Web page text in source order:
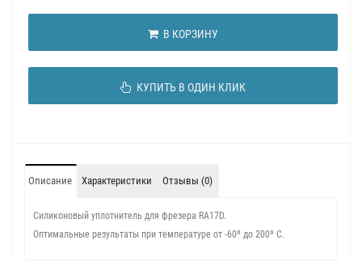
В КОРЗИНУ
КУПИТЬ В ОДИН КЛИК
Описание Характеристики Отзывы (0)
Силиконовый уплотнитель для фрезера RA17D.
Оптимальные результаты при температуре от -60º до 200º С.